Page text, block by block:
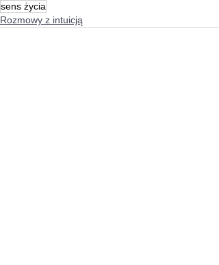
sens życia
Rozmowy z intuicją